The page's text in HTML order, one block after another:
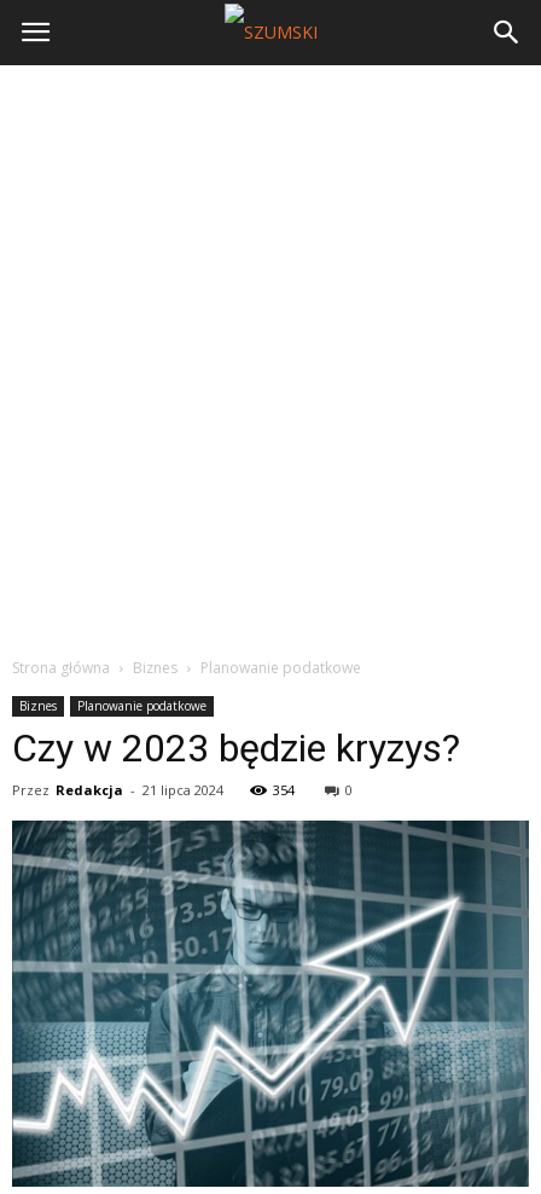
Strona główna Biznes Planowanie podatkowe
Biznes Planowanie podatkowe
Czy w 2023 będzie kryzys?
Przez Redakcja - 21 lipca 2024 354 0